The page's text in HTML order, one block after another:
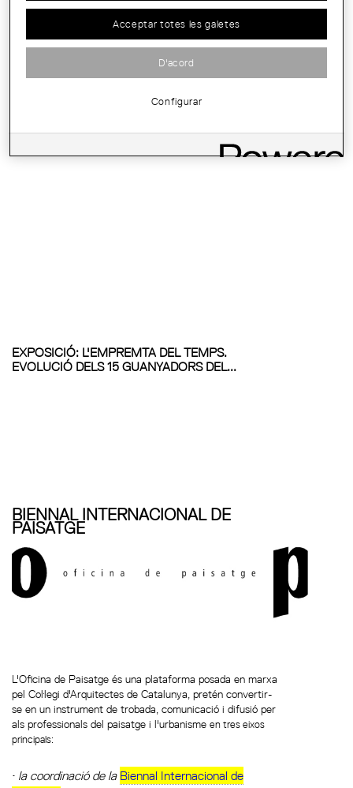
PREMI EMERGENT D’ARQUITECTURA I
EXPOSICIÓ: L'EMPREMTA DEL TEMPS.
EVOLUCIÓ DELS 15 GUANYADORS DEL...
BIENNAL INTERNACIONAL DE
PAISATGE
L'Oficina de Paisatge és una plataforma posada en marxa
pel Col·legi d'Arquitectes de Catalunya, pretén convertir-
se en un instrument de trobada, comunicació i difusió per
als professionals del paisatge i l'urbanisme en tres eixos
principals:
· la coordinació de laBiennal Internacional de
Acceptar totes les galetes
D'acord
Configurar